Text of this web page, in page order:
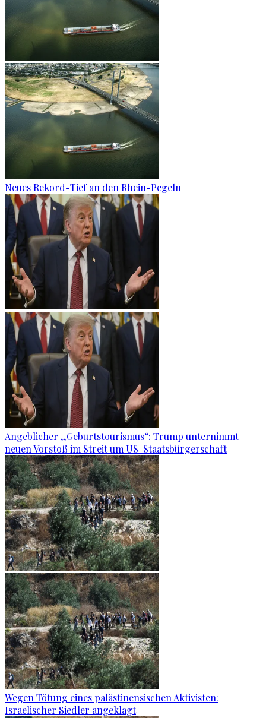
Neues Rekord-Tief an den Rhein-Pegeln
Angeblicher „Geburtstourismus“: Trump unternimmt
neuen Vorstoß im Streit um US-Staatsbürgerschaft
Wegen Tötung eines palästinensischen Aktivisten:
Israelischer Siedler angeklagt